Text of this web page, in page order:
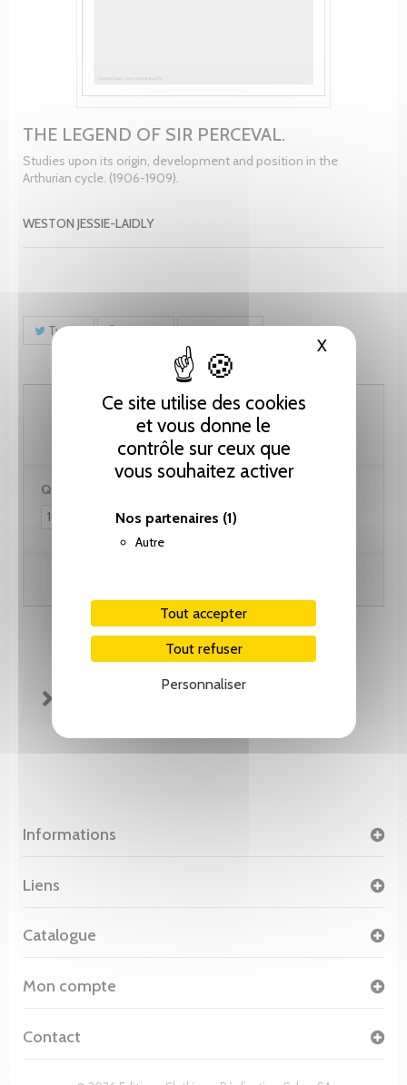
Ce site utilise des cookies
et vous donne le
contrôle sur ceux que
vous souhaitez activer
Nos partenaires (1)
Autre
Tout accepter
Tout refuser
Personnaliser
XMasquer
THE LEGEND OF SIR PERCEVAL.
Studies upon its origin, development and position in the
Arthurian cycle. (1906-1909).
WESTON JESSIE-LAIDLY
Tweet Partager Pinterest
123.10 CHF
Quantité :
Informations
Liens
Catalogue
Mon compte
Contact